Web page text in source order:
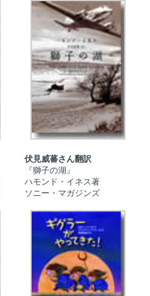
伏見威蕃さん翻訳
『獅子の湖』
ハモンド・イネス著
ソニー・マガジンズ